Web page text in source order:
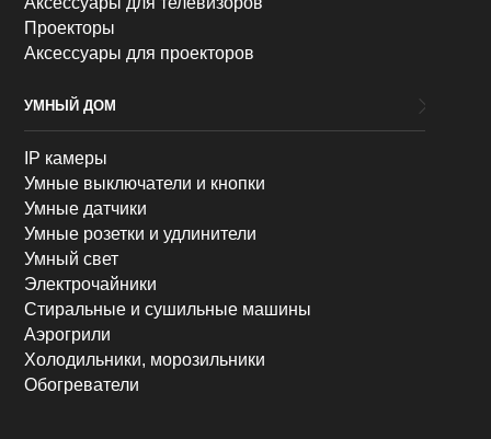
Проекторы
Аксессуары для проекторов
УМНЫЙ ДОМ
IP камеры
Умные выключатели и кнопки
Умные датчики
Умные розетки и удлинители
Умный свет
Электрочайники
Стиральные и сушильные машины
Аэрогрили
Холодильники, морозильники
Обогреватели